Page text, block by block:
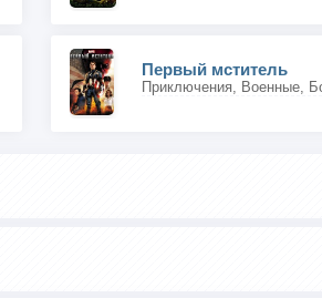
Первый мститель